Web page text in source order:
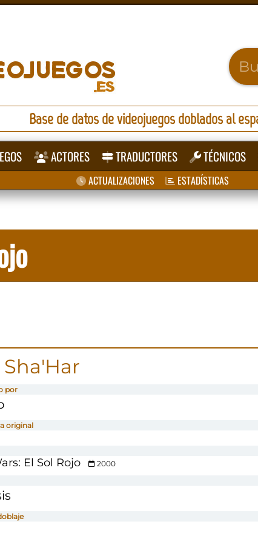
Base de datos de videojuegos doblados al
ACTORES TRADUCTORES TÉCNICOS
ACTUALIZACIONES ESTADÍSTICAS
por
original
El Sol Rojo
2000